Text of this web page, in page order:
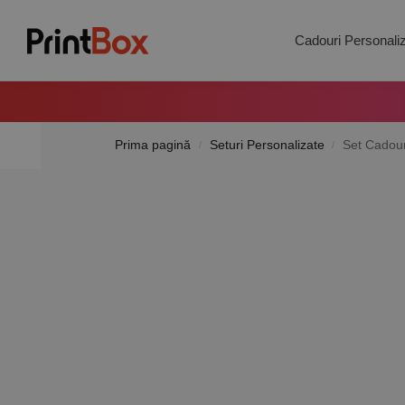
Cadouri
Search
Prima pagină / Seturi Personalizate / Set